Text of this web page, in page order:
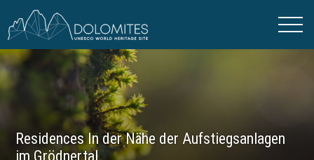
Residences In der Nähe der Aufstiegsanlagen
im Grödnertal